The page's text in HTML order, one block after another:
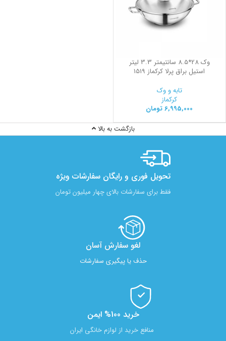
وک 28*8.5 سانتیمتر 3.3 لیتر
استیل براق پرلا کرکماز 1519
تابه و وک
کرکماز
6,995,000 تومان
بازگشت به بالا
تحویل فوری و رایگان سفارشات ویژه
فقط برای سفارشات بالای چهار میلیون تومان
لغو سفارش آسان​
حذف یا پیگیری سفارشات
خرید 100% ایمن
منافع خرید از لوازم خانگی ایران